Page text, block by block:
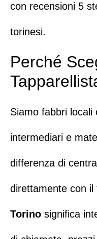
con recensioni 5
torinesi.
Perché
Siamo fabbri locali
intermediari e
differenza di
direttamente con il
Torino significa